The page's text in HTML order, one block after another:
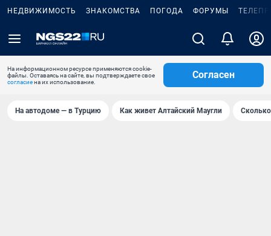
НЕДВИЖИМОСТЬ ЗНАКОМСТВА ПОГОДА ФОРУМЫ
На информационном ресурсе применяются cookie-
файлы. Оставаясь на сайте, вы подтверждаете свое
согласиена их использование.
Согласен
На автодоме — в Турцию Как живет Алтайский Маугли